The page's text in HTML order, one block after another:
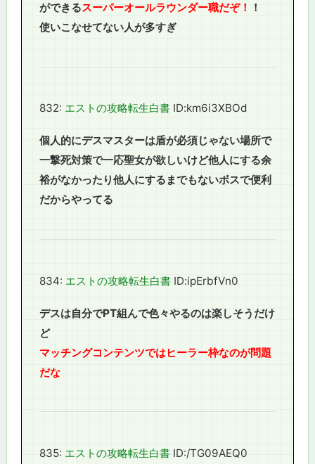
ができるスーパーオールラウンダー職だぞ！
！
使いこなせてない人が多すぎ
832: エストの攻略転生白書 ID:km6i3XBOd
個人的にデスマスターは盾が必須じゃない場所で
一撃死対策で一応聖女が欲しいけど他人にする余
裕がなかったり他人にするまでもないボスで便利
だからやってる
834: エストの攻略転生白書 ID:ipErbfVn0
デスは自分でPT組んで色々やるのは楽しそうだけ
ど
マッチングコンテンツではヒーラー枠なのが問題
だな
835: エストの攻略転生白書 ID:/TG09AEQ0